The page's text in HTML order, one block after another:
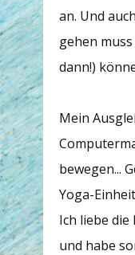
an. Und
gehen
dann!)
Mein
bewegen...
Yoga-
Ich liebe
und habe